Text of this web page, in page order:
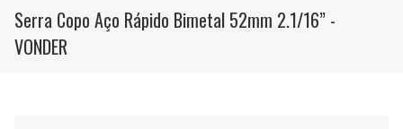
Serra Copo Aço Rápido Bimetal 52mm 2.1/16” -
VONDER